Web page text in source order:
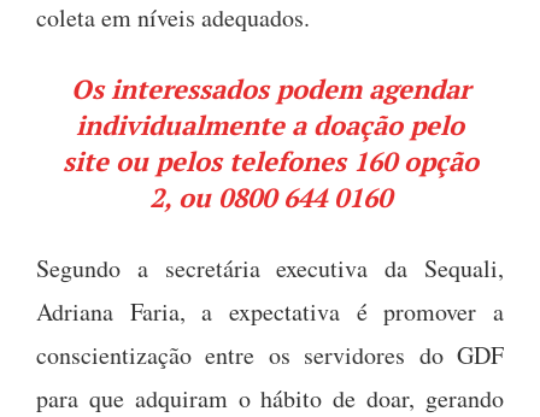
coleta em níveis adequados.
Os interessados podem agendar
individualmente a doação pelo
site ou pelos telefones 160 opção
2, ou 0800 644 0160
Segundo a secretária executiva da Sequali,
Adriana Faria, a expectativa é promover a
conscientização entre os servidores do GDF
para que adquiram o hábito de doar, gerando